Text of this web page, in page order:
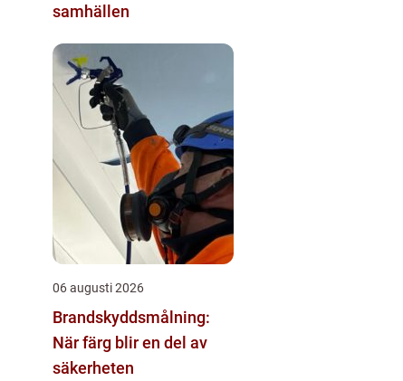
samhällen
06 augusti 2026
Brandskyddsmålning:
När färg blir en del av
säkerheten